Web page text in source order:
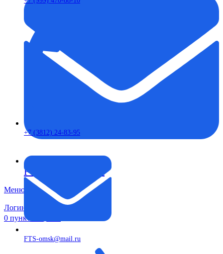
FTS-omsk@mail.ru
Меню
Логин / Регистрация
0 пунктов
+7 (3812) 24-83-95
FTS-omsk@mail.ru